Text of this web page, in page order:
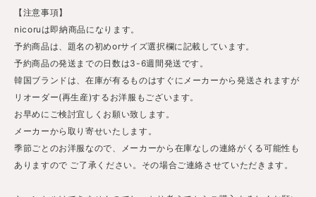
【注意事項】
nicoruは即納商品になります。
予約商品は、題名の初めorサイズ選択欄に記載しています。
予約商品の発送までの日数は3-6週間発送です。
韓国ブランドは、在庫が有るものはすぐにメーカーから発送されますが
リオーダー(再生産)するお洋服もございます。
お早めにご検討宜しくお願い致します。
メーカーから取り寄せいたします。
季節ごとのお洋服なので、メーカーから在庫なしの連絡がくる可能性も
ありますので ご了承ください。その場合ご連絡させていただきます。